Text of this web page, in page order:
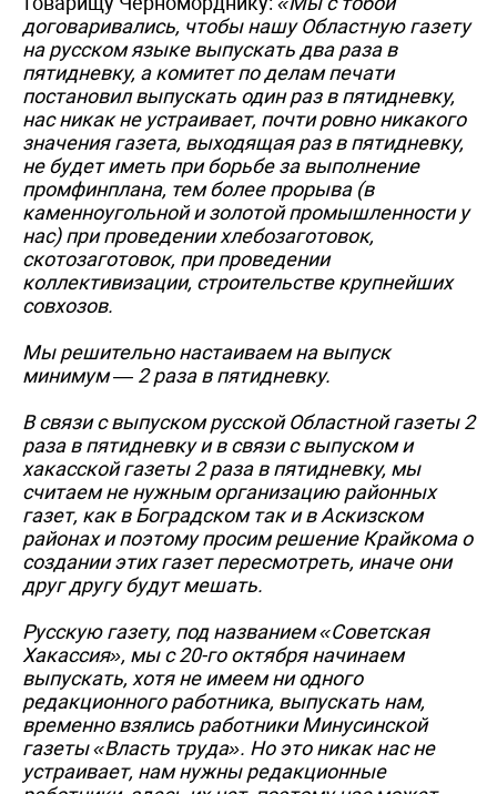
договаривались, чтобы нашу Областную газету
на русском языке выпускать два раза в
пятидневку, а комитет по делам печати
постановил выпускать один раз в пятидневку,
нас никак не устраивает, почти ровно никакого
значения газета, выходящая раз в пятидневку,
не будет иметь при борьбе за выполнение
промфинплана, тем более прорыва (в
каменноугольной и золотой промышленности у
нас) при проведении хлебозаготовок,
скотозаготовок, при проведении
коллективизации, строительстве крупнейших
совхозов.
Мы решительно настаиваем на выпуск
минимум — 2 раза в пятидневку.
В связи с выпуском русской Областной газеты 2
раза в пятидневку и в связи с выпуском и
хакасской газеты 2 раза в пятидневку, мы
считаем не нужным организацию районных
газет, как в Боградском так и в Аскизском
районах и поэтому просим решение Крайкома о
создании этих газет пересмотреть, иначе они
друг другу будут мешать.
Русскую газету, под названием «Советская
Хакассия», мы с 20-го октября начинаем
выпускать, хотя не имеем ни одного
редакционного работника, выпускать нам,
временно взялись работники Минусинской
газеты «Власть труда». Но это никак нас не
устраивает, нам нужны редакционные